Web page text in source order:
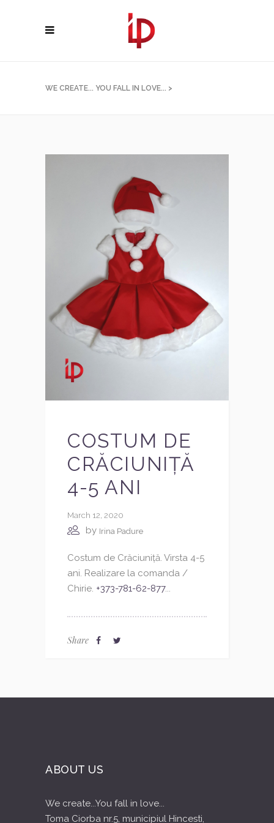
WE CREATE... YOU FALL IN LOVE... >
COSTUM DE
CRĂCIUNIȚĂ
4-5 ANI
March 12, 2020
by Irina Padure
Costum de Crăciuniță. Virsta 4-5
ani. Realizare la comanda /
Chirie. +373-781-62-877...
Share
ABOUT US
We create...You fall in love...
Toma Ciorba nr.5, municipiul Hincesti,